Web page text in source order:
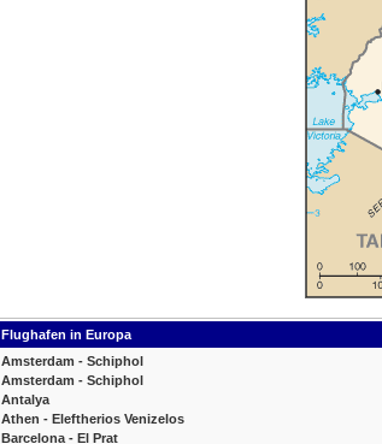
Flughafen in Europa
Amsterdam - Schiphol
Amsterdam - Schiphol
Antalya
Athen - Eleftherios Venizelos
Barcelona - El Prat